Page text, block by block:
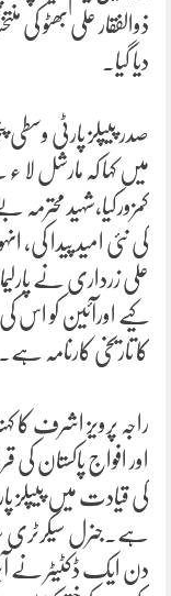
ذوالفقار علی بھٹو
دیا گیا۔
صدر پیپلز پارٹی
میں کہا کہ مارشل لا
علی زرداری نے
کیے اورآئین کو اس
کا تاریخی کارنامہ ہے۔
راجہ پرویز اشرف کا
اور افواج پاکستان
کی قیادت میں پیپلز
دن ایک ڈکٹیٹر نے